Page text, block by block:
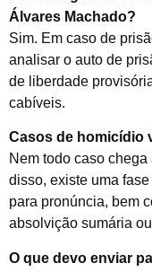
Álvares Machado?
Sim. Em caso de
analisar o auto de
de liberdade
cabíveis.
Casos de homicídio
Nem todo caso
disso, existe uma
para pronúncia, bem
absolvição sumária
O que devo enviar